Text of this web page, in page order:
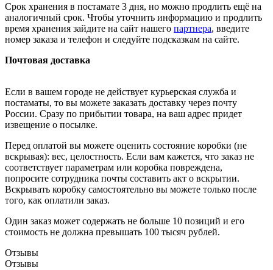
Срок хранения в постамате 3 дня, но можно продлить ещё на
аналогичный срок. Чтобы уточнить информацию и продлить
время хранения зайдите на сайт нашего партнера, введите
номер заказа и телефон и следуйте подсказкам на сайте.
Почтовая доставка
Если в вашем городе не действует курьерская служба и
постаматы, то вы можете заказать доставку через почту
России. Сразу по прибытии товара, на ваш адрес придет
извещение о посылке.
Перед оплатой вы можете оценить состояние коробки (не
вскрывая): вес, целостность. Если вам кажется, что заказ не
соответствует параметрам или коробка повреждена,
попросите сотрудника почты составить акт о вскрытии.
Вскрывать коробку самостоятельно вы можете только после
того, как оплатили заказ.
Один заказ может содержать не больше 10 позиций и его
стоимость не должна превышать 100 тысяч рублей.
Отзывы
Отзывы